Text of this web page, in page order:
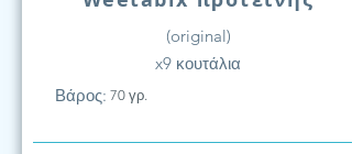
(original)
x9 κουτάλια
Βάρος: 70 γρ.